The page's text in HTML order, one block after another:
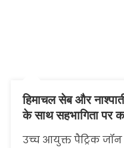
हिमाचल सेब और
के साथ सहभागिता पर
उच्च आयुक्त पैट्रिक